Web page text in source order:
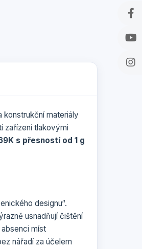
materiály
zařízení tlakovými
s přesností od 1 g
designu“.
usnadňují čištění
míst
nářadí za účelem